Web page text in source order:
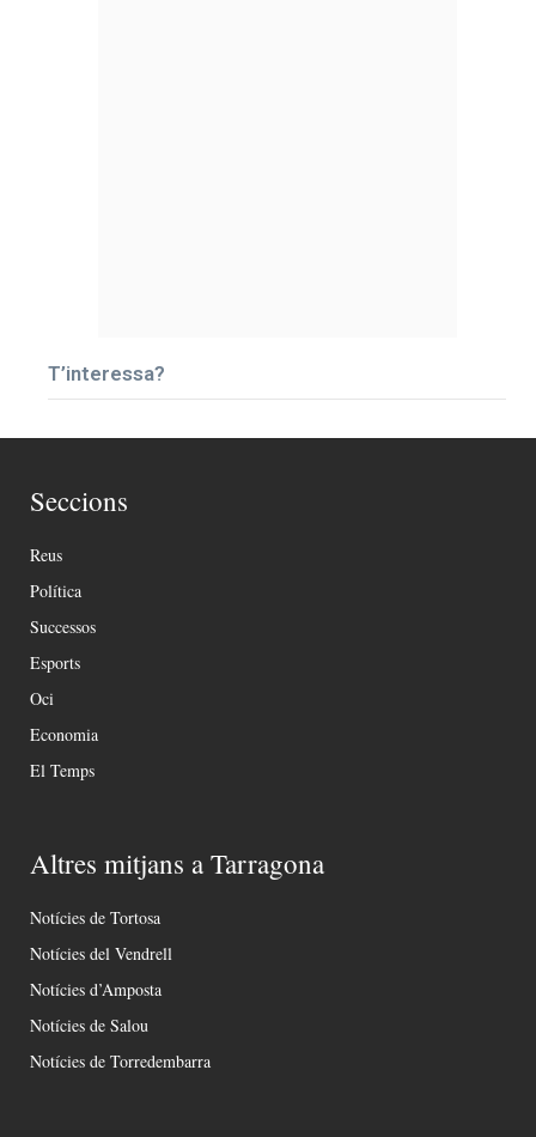
T’interessa?
Seccions
Reus
Política
Successos
Esports
Oci
Economia
El Temps
Altres mitjans a Tarragona
Notícies de Tortosa
Notícies del Vendrell
Notícies d’Amposta
Notícies de Salou
Notícies de Torredembarra